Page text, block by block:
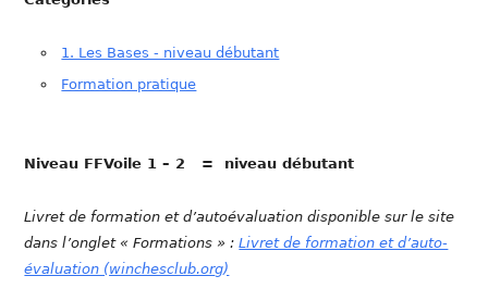
1. Les Bases - niveau débutant
Formation pratique
Niveau FFVoile 1 – 2 = niveau débutant
Livret de formation et d’autoévaluation disponible sur le site
dans l’onglet « Formations » :Livret de formation et d’auto-
évaluation (winchesclub.org)